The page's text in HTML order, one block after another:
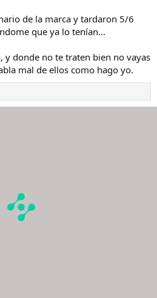
de la marca y tardaron 5/6
que ya lo tenían…
y donde no te traten bien no vayas
mal de ellos como hago yo.